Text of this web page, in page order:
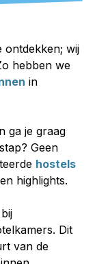
ontdekken; wij
hebben we
in
ga je graag
Geen
hostels
highlights.
Dit
van de